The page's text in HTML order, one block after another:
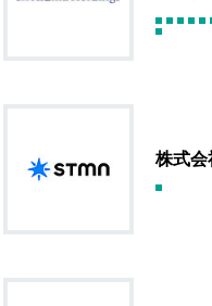
株式会